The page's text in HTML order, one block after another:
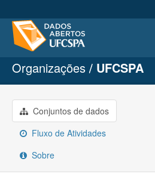
Conjuntos de dados
Organizações
Grupos
Sobre
Organizações UFCSPA
Conjuntos de dados
Fluxo de Atividades
Sobre